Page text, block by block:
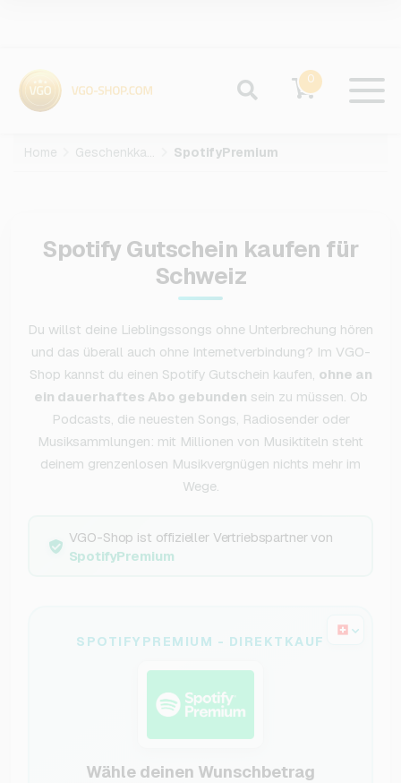
0
Home Geschenkkarten SpotifyPremium
Spotify Gutschein kaufen für
Schweiz
Du willst deine Lieblingssongs ohne Unterbrechung hören
und das überall auch ohne Internetverbindung? Im VGO-
Shop kannst du einen Spotify Gutschein kaufen, ohne an
ein dauerhaftes Abo gebunden sein zu müssen. Ob
Podcasts, die neuesten Songs, Radiosender oder
Musiksammlungen: mit Millionen von Musiktiteln steht
deinem grenzenlosen Musikvergnügen nichts mehr im
Wege.
VGO-Shop ist offizieller Vertriebspartner von
SpotifyPremium
SPOTIFYPREMIUM - DIREKTKAUF
Wähle deinen Wunschbetrag